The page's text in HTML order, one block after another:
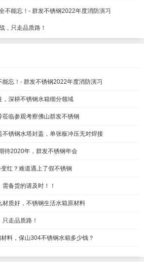
不能忘！- 群发不锈钢2022年度消防演习
，只走品质路！
能忘！- 群发不锈钢2022年度消防演习
，深耕不锈钢水箱细分领域
临参观考察佛山群发不锈钢
不锈钢水塔封盖，单张板冲压无对焊接
待2020年，群发不锈钢年会
红？难道遇上了假不锈钢
备货的请及时！！
材质好，不锈钢生活水箱原材料
走品质路！
料，保山304不锈钢水箱多少钱？